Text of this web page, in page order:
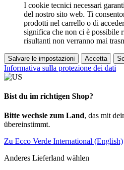
I cookie tecnici necessari
del nostro sito web. Ti
prodotti nel carrello o di
significa che non ci è possibile
risultanti non verranno mai
Salvare le impostazioni Accetta
Informativa sulla protezione dei dati
Bist du im richtigen Shop?
Bitte wechsle zum Land, das mit
übereinstimmt.
Zu Ecco Verde International (English)
Anderes Lieferland wählen